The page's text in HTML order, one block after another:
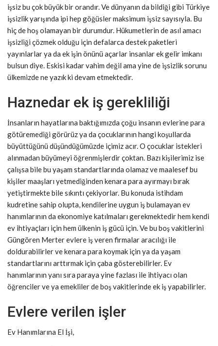
işsiz bu çok büyük bir orandır. Ve dünyanın da bildiği gibi Türkiye
işsizlik yarışında ipi hep göğüsler maksimum işsiz sayısıyla. Bu
hiç de hoş olamayan bir durumdur. Hükumetlerin de asıl amacı
işsizliği çözmek olduğu için defalarca destek paketleri
yayınlarlar ya da ek işin önünü açarlar insanlar ek gelir imkanı
bulsun diye. Eskisi kadar vahim değil ama yine de işsizlik sorunu
ülkemizde ne yazık ki devam etmektedir.
Haznedar ek iş gerekliliği
İnsanların hayatlarına baktığımızda çoğu insanın evlerine para
götüremediği görürüz ya da çocuklarının hangi koşullarda
büyüttüğünü düşündüğümüzde içimiz acır. O çocuklar istekleri
alınmadan büyümeyi öğrenmişlerdir çoktan. Bazı kişilerimiz ise
çalışsa bile bu yaşam standartlarında olamaz ve maalesef bu
kişiler maaşları yetmediğinden kenara para ayırmayı bırak
yetiştirmekte bile sıkıntı çekiyorlar. Bu konuda istihdam
kudretine sahip olupta, kendilerine uygun iş bulamayan ev
hanımlarının da ekonomiye katılmaları gerekmektedir hem kendi
ev ihtiyaçları için hem ülkenin iş gücü için. Ve bu boş vakitlerini
Güngören Merter evlere iş veren firmalar aracılığı ile
doldurabilirler ve kenara para koymak için ya da yaşam
standartlarını arttırmak için çaba gösterebilirler. Ev
hanımlarının yanı sıra paraya yine fazlası ile ihtiyacı olan
öğrenciler ve ya emekliler de boş vakitlerinde ek iş yapabilirler.
Evlere verilen işler
Ev Hanımlarına El İşi,